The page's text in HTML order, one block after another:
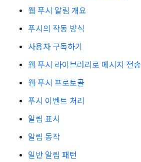
웹 푸시 알림 개요
푸시의 작동 방식
사용자 구독하기
웹 푸시 라이브러리로 메시지 전송
웹 푸시 프로토콜
푸시 이벤트 처리
알림 표시
알림 동작
일반 알림 패턴